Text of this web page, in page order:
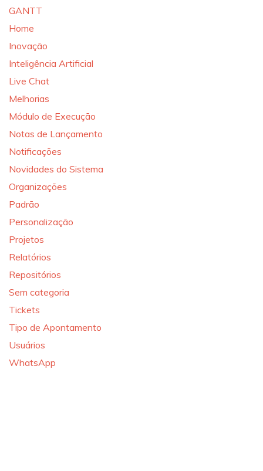
GANTT
Home
Inovação
Inteligência Artificial
Live Chat
Melhorias
Módulo de Execução
Notas de Lançamento
Notificações
Novidades do Sistema
Organizações
Padrão
Personalização
Projetos
Relatórios
Repositórios
Sem categoria
Tickets
Tipo de Apontamento
Usuários
WhatsApp